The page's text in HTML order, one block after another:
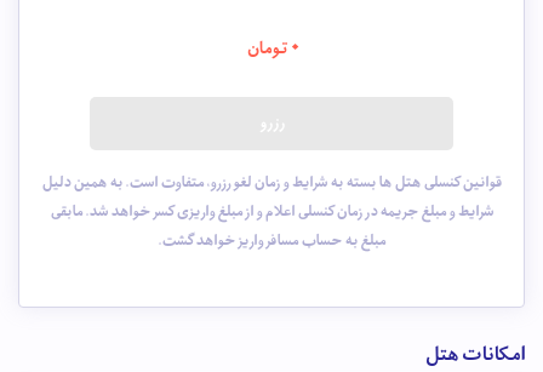
0تومان
قوانین کنسلی هتل ها بسته به شرایط و زمان لغو رزرو، متفاوت است. به همین دلیل
شرایط و مبلغ جریمه در زمان کنسلی اعلام و از مبلغ واریزی کسر خواهد شد. مابقی
مبلغ به حساب مسافر واریز خواهد گشت.
امکانات هتل